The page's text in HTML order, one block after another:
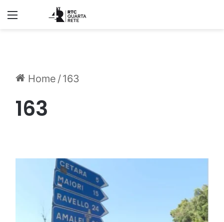
Home /163
163